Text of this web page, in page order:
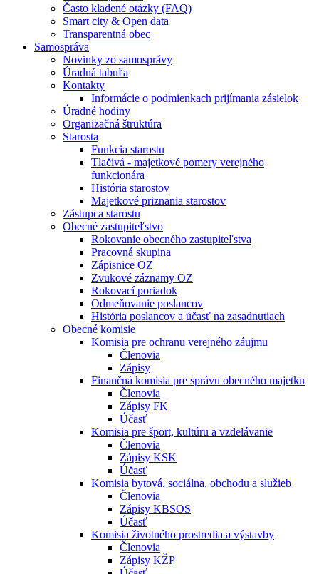
Často kladené otázky (FAQ)
Smart city & Open data
Transparentná obec
Samospráva
Novinky zo samosprávy
Úradná tabuľa
Kontakty
Informácie o podmienkach prijímania zásielok
Úradné hodiny
Organizačná štruktúra
Starosta
Funkcia starostu
Tlačivá - majetkové pomery verejného
funkcionára
História starostov
Majetkové priznania starostov
Zástupca starostu
Obecné zastupiteľstvo
Rokovanie obecného zastupiteľstva
Pracovná skupina
Zápisnice OZ
Zvukové záznamy OZ
Rokovací poriadok
Odmeňovanie poslancov
História poslancov a účasť na zasadnutiach
Obecné komisie
Komisia pre ochranu verejného záujmu
Členovia
Zápisy
Finančná komisia pre správu obecného majetku
Členovia
Zápisy FK
Účasť
Komisia pre šport, kultúru a vzdelávanie
Členovia
Zápisy KSK
Účasť
Komisia bytová, sociálna, obchodu a služieb
Členovia
Zápisy KBSOS
Účasť
Komisia životného prostredia a výstavby
Členovia
Zápisy KŽP